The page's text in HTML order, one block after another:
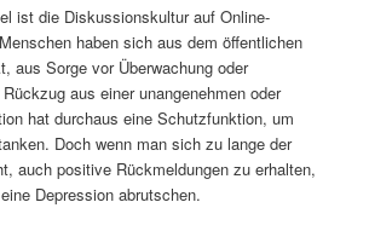
ist die Diskussionskultur auf Online-
haben sich aus dem öffentlichen
aus Sorge vor Überwachung oder
aus einer unangenehmen oder
hat durchaus eine Schutzfunktion, um
Doch wenn man sich zu lange der
auch positive Rückmeldungen zu erhalten,
Depression abrutschen.